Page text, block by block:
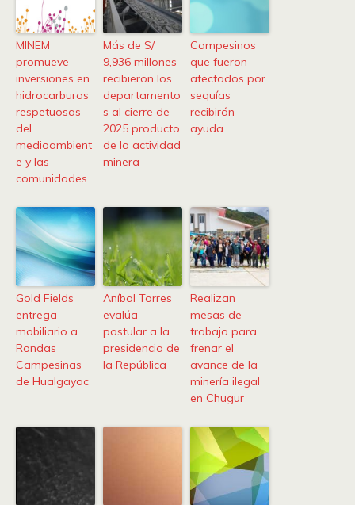
MINEM
promueve
inversiones en
hidrocarburos
respetuosas
del
medioambient
e y las
comunidades
Más de S/
9,936 millones
recibieron los
departamento
s al cierre de
2025 producto
de la actividad
minera
Campesinos
que fueron
afectados por
sequías
recibirán
ayuda
Gold Fields
entrega
mobiliario a
Rondas
Campesinas
de Hualgayoc
Aníbal Torres
evalúa
postular a la
presidencia de
la República
Realizan
mesas de
trabajo para
frenar el
avance de la
minería ilegal
en Chugur